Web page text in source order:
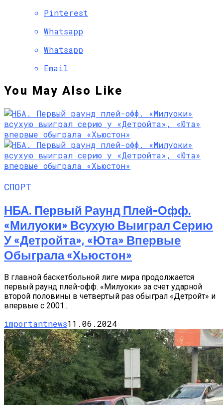
Pinterest
Whatsapp
Whatsapp
Email
You May Also Like
СПОРТ
НБА. Первый Раунд Плей-Офф.
«Милуоки» Всухую Выиграл Серию
У «Детройта», «Юта» Впервые
Обыграла «Хьюстон»
В главной баскетбольной лиге мира продолжается
первый раунд плей-офф. «Милуоки» за счет ударной
второй половины в четвертый раз обыграл «Детройт» и
впервые с 2001...
importantnews11.06.2024